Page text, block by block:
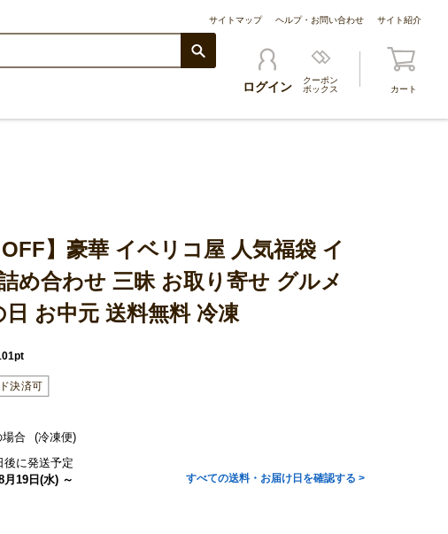
サイトマップ ヘルプ・お問い合わせ サイト紹介
ログイン
クーポン
ボックス
カート
OFF】豪華 イベリコ屋 人気福袋 イ
め合わせ 三昧 お取り寄せ グルメ
お中元 送料無料 冷凍
場合
(冷凍便)
後に発送予定
月19日(水) ～ すべての送料・お届け日を確認する >